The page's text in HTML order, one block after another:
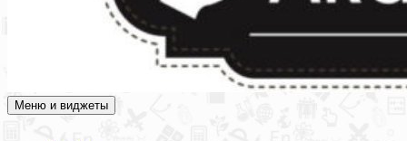
Академия СОВА
Подготовка к ЕГЭ, ОГЭ, ВПР, МЦКО, СтатГрад, КДР, ВОШ,
Меню и виджеты